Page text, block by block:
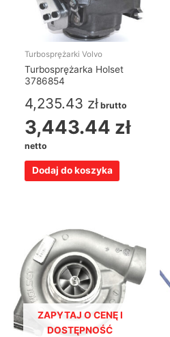
Turbosprężarki Volvo
Turbosprężarka Holset
3786854
4,235.43 zł brutto
3,443.44 zł
netto
Dodaj do koszyka
ZAPYTAJ O CENĘ I
DOSTĘPNOŚĆ